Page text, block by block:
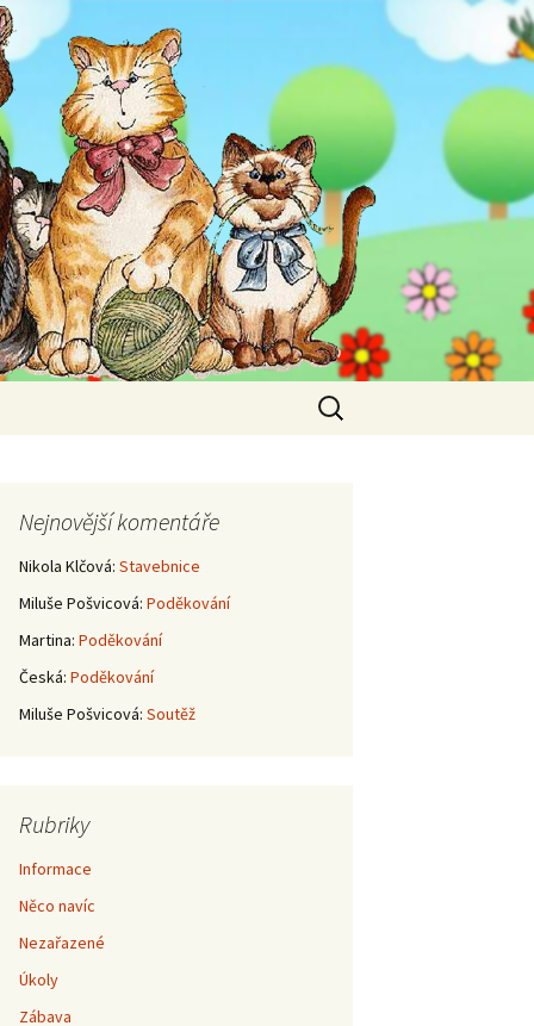
Vyhledávání
Nejnovější komentáře
Nikola Klčová: Stavebnice
Miluše Pošvicová: Poděkování
Martina: Poděkování
Česká: Poděkování
Miluše Pošvicová: Soutěž
Rubriky
Informace
Něco navíc
Nezařazené
Úkoly
Zábava